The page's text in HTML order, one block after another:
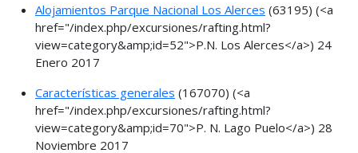
Alojamientos Parque Nacional Los Alerces (63195) (<a
href="/index.php/excursiones/rafting.html?
view=category&amp;id=52">P.N. Los Alerces</a>) 24
Enero 2017
Características generales (167070) (<a
href="/index.php/excursiones/rafting.html?
view=category&amp;id=70">P. N. Lago Puelo</a>) 28
Noviembre 2017